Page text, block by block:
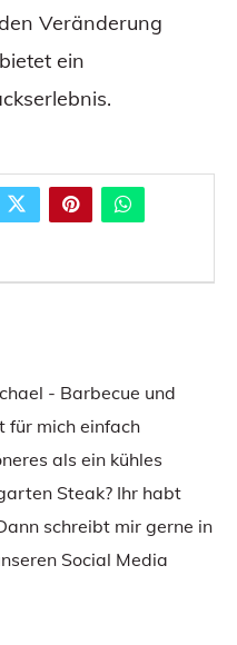
Veränderung
ein
- Barbecue und
für mich einfach
als ein kühles
Steak? Ihr habt
schreibt mir gerne in
Social Media